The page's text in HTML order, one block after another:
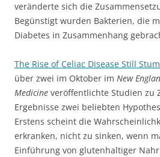
veränderte sich die
Begünstigt wurden Bakterien, die
Diabetes in Zusammenhang
The Rise of Celiac Disease Still
über zwei im Oktober im New
Medicine veröffentlichte Studien zu
Ergebnisse zwei beliebten
Erstens scheint die
erkranken, nicht zu sinken, wenn
Einführung von glutenhaltiger